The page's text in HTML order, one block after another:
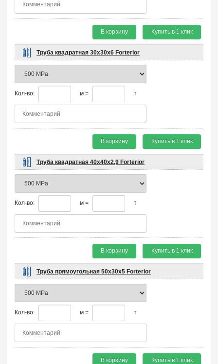
В корзину Купить в 1 клик
Труба квадратная 30х30х6 Forterior
Кол-во: м = т
В корзину Купить в 1 клик
Труба квадратная 40х40х2,9 Forterior
Кол-во: м = т
В корзину Купить в 1 клик
Труба прямоугольная 50х30х5 Forterior
Кол-во: м = т
В корзину Купить в 1 клик